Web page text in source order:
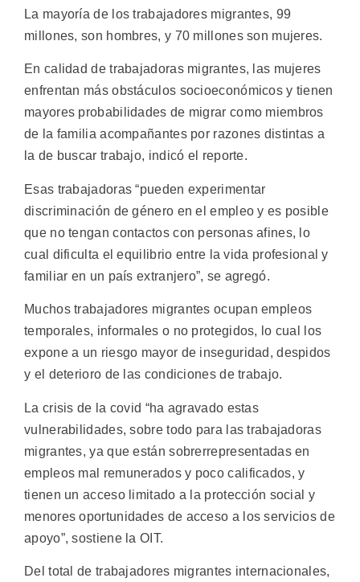
La mayoría de los trabajadores migrantes, 99
millones, son hombres, y 70 millones son mujeres.
En calidad de trabajadoras migrantes, las mujeres
enfrentan más obstáculos socioeconómicos y tienen
mayores probabilidades de migrar como miembros
de la familia acompañantes por razones distintas a
la de buscar trabajo, indicó el reporte.
Esas trabajadoras “pueden experimentar
discriminación de género en el empleo y es posible
que no tengan contactos con personas afines, lo
cual dificulta el equilibrio entre la vida profesional y
familiar en un país extranjero”, se agregó.
Muchos trabajadores migrantes ocupan empleos
temporales, informales o no protegidos, lo cual los
expone a un riesgo mayor de inseguridad, despidos
y el deterioro de las condiciones de trabajo.
La crisis de la covid “ha agravado estas
vulnerabilidades, sobre todo para las trabajadoras
migrantes, ya que están sobrerrepresentadas en
empleos mal remunerados y poco calificados, y
tienen un acceso limitado a la protección social y
menores oportunidades de acceso a los servicios de
apoyo”, sostiene la OIT.
Del total de trabajadores migrantes internacionales,